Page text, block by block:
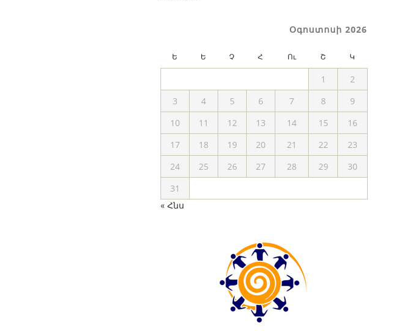
Օգոստոսի 2026
Ե Ե Չ Հ Ու Շ Կ
1
2
3
4 5 6 7 8
9
10
11 12 13 14 15
16
17
18 19 20 21 22
23
24
25 26 27 28 29
30
31
« Հնս